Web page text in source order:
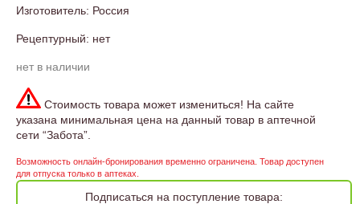
Изготовитель: Россия
Рецептурный: нет
нет в наличии
Стоимость товара может измениться! На сайте
указана минимальная цена на данный товар в аптечной
сети “Забота”.
Возможность онлайн-бронирования временно ограничена. Товар доступен
для отпуска только в аптеках.
Подписаться на поступление товара: